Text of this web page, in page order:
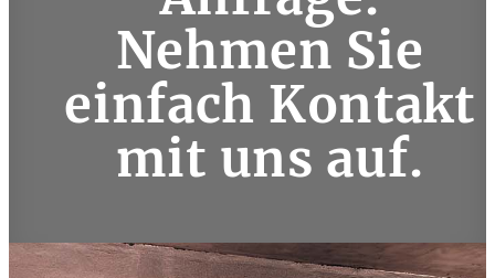
Nehmen Sie
einfach Kontakt
mit uns auf.